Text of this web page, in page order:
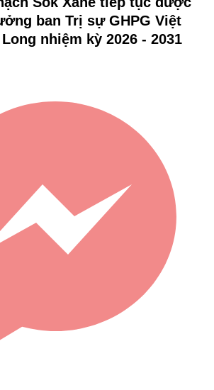
ban Trị sự GHPG Việt
nhiệm kỳ 2026 - 2031